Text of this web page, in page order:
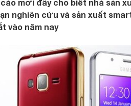
mới đây cho biết nhà sản
nghiên cứu và sản xuất
vào năm nay